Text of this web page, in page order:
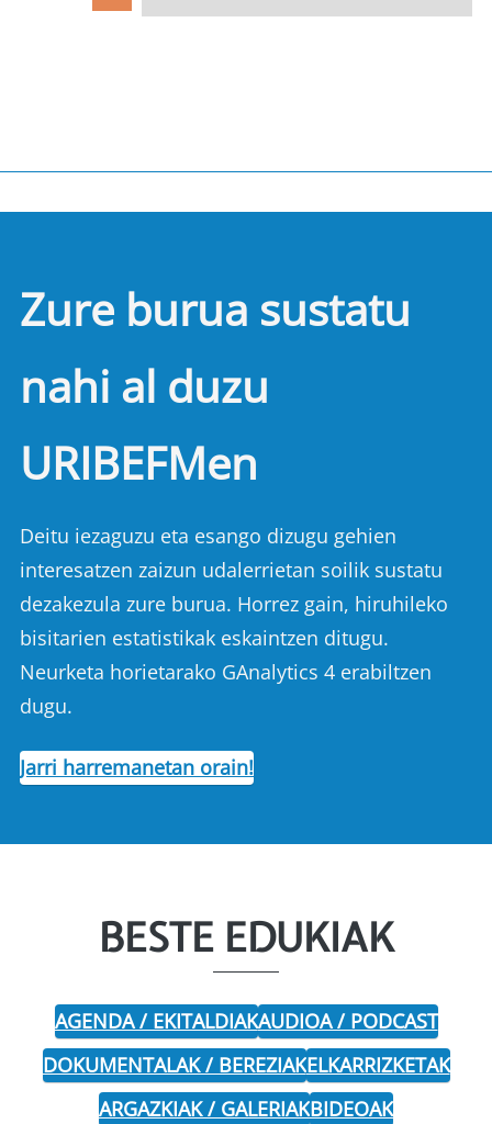
Zure burua sustatu
nahi al duzu
URIBEFMen
Deitu iezaguzu eta esango dizugu gehien
interesatzen zaizun udalerrietan soilik sustatu
dezakezula zure burua. Horrez gain, hiruhileko
bisitarien estatistikak eskaintzen ditugu.
Neurketa horietarako GAnalytics 4 erabiltzen
dugu.
Jarri harremanetan orain!
BESTE EDUKIAK
AGENDA / EKITALDIAKAUDIOA / PODCAST
DOKUMENTALAK / BEREZIAKELKARRIZKETAK
ARGAZKIAK / GALERIAKBIDEOAK